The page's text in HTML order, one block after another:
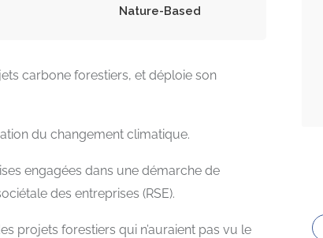
Nature-Based
carbone forestiers, et déploie son
du changement climatique.
engagées dans une démarche de
des entreprises (RSE).
projets forestiers qui n’auraient pas vu le